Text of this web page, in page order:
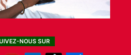
NOUS SUR